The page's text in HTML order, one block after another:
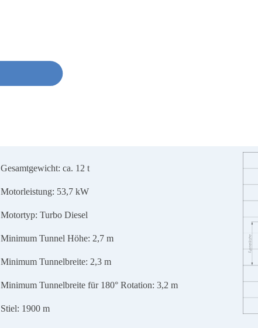
Gesamtgewicht: ca. 12 t
Motorleistung: 53,7 kW
Motortyp: Turbo Diesel
Minimum Tunnel Höhe: 2,7 m
Minimum Tunnelbreite: 2,3 m
Minimum Tunnelbreite für 180° Rotation: 3,2 m
Stiel: 1900 m